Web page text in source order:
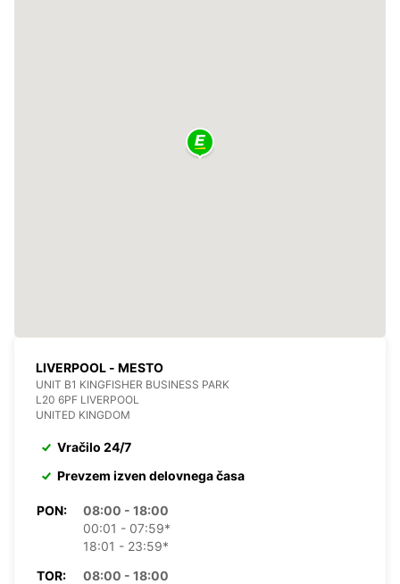
LIVERPOOL - MESTO
UNIT B1 KINGFISHER BUSINESS PARK
L20 6PF LIVERPOOL
UNITED KINGDOM
Vračilo 24/7
Prevzem izven delovnega časa
PON:
08:00 - 18:00
00:01 - 07:59*
18:01 - 23:59*
TOR:
08:00 - 18:00